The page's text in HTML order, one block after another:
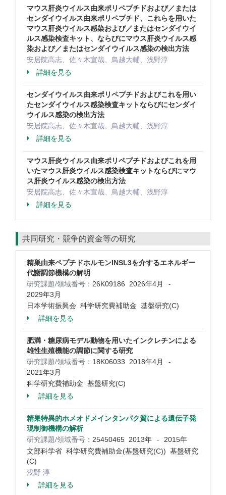
マウス肝炎ウイルス由来ポリペプチドおよび／または
センダイウイルス由来ポリペプチド、これらを用いた
マウス肝炎ウイルス感染および／またはセンダイウイ
ルス感染検査キット、ならびにマウス肝炎ウイルス感
染および／またはセンダイウイルス感染の検出方法
安居院高志、佐々木宣哉、鳥越大輔、浅野淳
詳細を見る
センダイウイルス由来ポリペプチドおよびこれを用い
たセンダイウイルス感染検査キットならびにセンダイ
ウイルス感染の検出方法
安居院高志、佐々木宣哉、鳥越大輔、浅野淳
詳細を見る
マウス肝炎ウイルス由来ポリペプチドおよびこれを用
いたマウス肝炎ウイルス感染検査キットならびにマウ
ス肝炎ウイルス感染の検出方法
安居院高志、佐々木宣哉、鳥越大輔、浅野淳
詳細を見る
共同研究・競争的資金等の研究
精巣由来ペプチドホルモンINSL3を介するエネルギー
代謝調節機構の解明
研究課題/領域番号： 26K09186 2026年4月 -
2029年3月
日本学術振興会 科学研究費補助金 基盤研究(C)
詳細を見る
肥満・糖尿病モデル動物を用いたインクレチンによる
雄性生殖機能の調節に関する研究
研究課題/領域番号： 18K06033 2018年4月 -
2021年3月
科学研究費補助金 基盤研究(C)
詳細を見る
精巣特異的ホメオドメインタンパク質による遺伝子発
現制御機構の解析
研究課題/領域番号： 25450465 2013年 -
2015年
文部科学省 科学研究費補助金(基盤研究(C)) 基盤研究
(C)
浅野 淳
詳細を見る